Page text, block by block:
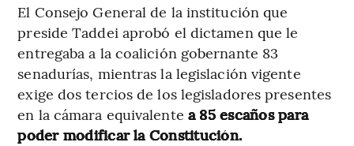
El Consejo General de la institución que
preside Taddei aprobó el dictamen que le
entregaba a la coalición gobernante 83
senadurías, mientras la legislación vigente
exige dos tercios de los legisladores presentes
en la cámara equivalente a 85 escaños para
poder modificar la Constitución.